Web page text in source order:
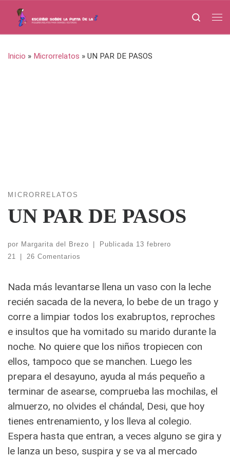
Saltar al contenido
Search
Inicio » Microrrelatos » UN PAR DE PASOS
MICRORRELATOS
UN PAR DE PASOS
por Margarita del Brezo | Publicada 13 febrero
21
| 26 Comentarios
Nada más levantarse llena un vaso con la leche
recién sacada de la nevera, lo bebe de un trago y
corre a limpiar todos los exabruptos, reproches
e insultos que ha vomitado su marido durante la
noche. No quiere que los niños tropiecen con
ellos, tampoco que se manchen. Luego les
prepara el desayuno, ayuda al más pequeño a
terminar de asearse, comprueba las mochilas, el
almuerzo, no olvides el chándal, Desi, que hoy
tienes entrenamiento, y los lleva al colegio.
Espera hasta que entran, a veces alguno se gira y
le lanza un beso, suspira y se va al mercado